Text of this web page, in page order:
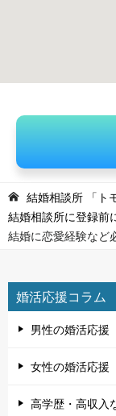
結婚相談所 「ト
結婚相談所に登録前
結婚に恋愛経験など
婚活応援コラム
男性の婚活応援
女性の婚活応援
高学歴・高収入